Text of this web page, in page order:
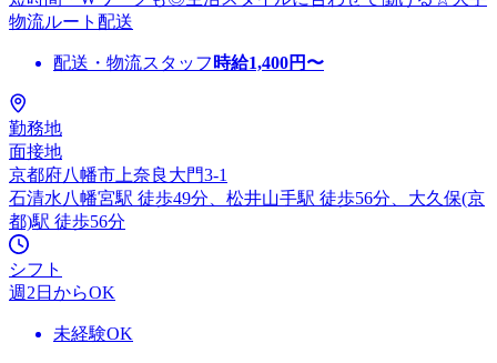
物流ルート配送
配送・物流スタッフ 時給1,400円〜
勤務地
面接地
京都府八幡市上奈良大門3-1
石清水八幡宮駅 徒歩49分、松井山手駅 徒歩56分、大久保(京
都)駅 徒歩56分
シフト
週2日からOK
未経験OK